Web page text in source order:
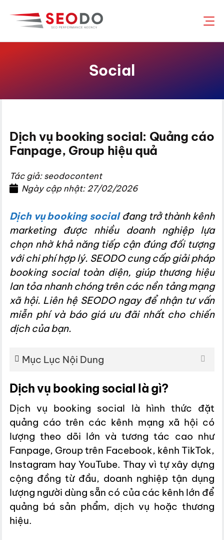
đến
Social
Dịch vụ booking social: Quảng cáo
Fanpage, Group hiệu quả
Tác giả: seodocontent
Ngày cập nhật: 27/02/2026
Dịch vụ booking socialđang trở thành kênh
marketing được nhiều doanh nghiệp lựa
chọn nhờ khả năng tiếp cận đúng đối tượng
với chi phí hợp lý. SEODO cung cấp giải pháp
booking social toàn diện, giúp thương hiệu
lan tỏa nhanh chóng trên các nền tảng mạng
xã hội. Liên hệ SEODO ngay để nhận tư vấn
miễn phí và báo giá ưu đãi nhất cho chiến
dịch của bạn.
Mục Lục Nội Dung
Dịch vụ booking social là gì?
Dịch vụ booking social là hình thức đặt
quảng cáo trên các kênh mạng xã hội có
lượng theo dõi lớn và tương tác cao như
Fanpage, Group trên Facebook, kênh TikTok,
Instagram hay YouTube. Thay vì tự xây dựng
cộng đồng từ đầu, doanh nghiệp tận dụng
lượng người dùng sẵn có của các kênh lớn để
quảng bá sản phẩm, dịch vụ hoặc thương
hiệu.